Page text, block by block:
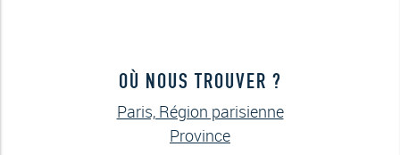
OÙ NOUS TROUVER ?
Paris, Région parisienne
Province